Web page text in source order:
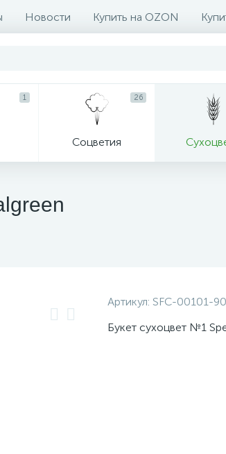
Новости Купить на OZON
1
Соцветия
26
Артикул: SFC-00101-90
Букет сухоцвет №1